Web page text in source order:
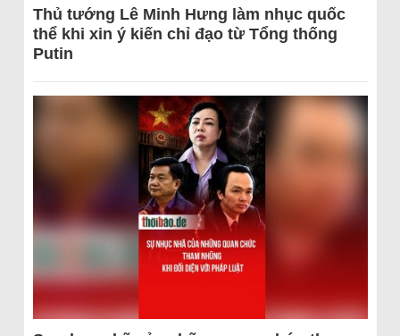
Thủ tướng Lê Minh Hưng làm nhục quốc
thể khi xin ý kiến chỉ đạo từ Tổng thống
Putin